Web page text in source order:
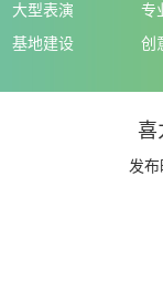
大型表演
专
基地建设
创
喜
发